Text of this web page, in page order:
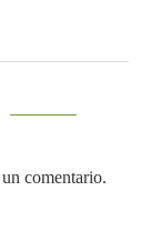
comentario.